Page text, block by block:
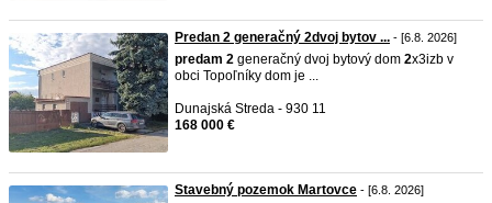
Predan 2 generačný 2dvoj bytov ... - [6.8. 2026]
predam 2 generačný dvoj bytový dom 2x3izb v
obci Topoľníky dom je ...
Dunajská Streda - 930 11
168 000 €
Stavebný pozemok Martovce - [6.8. 2026]